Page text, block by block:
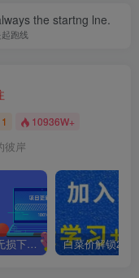
the startng lne.
跑线
1 10936W+
彼岸
全网VIP课程 无损下载~